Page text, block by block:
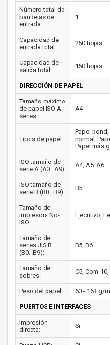
Número total de
bandejas de
entrada:
1
Capacidad de
entrada total:
250 hojas
Capacidad de
salida total:
150 hojas
DIRECCIÓN DE PAPEL
Tamaño máximo
de papel ISO A-
series:
A4
Tipos de papel:
Papel bond,
normal,
Papel más
ISO tamaño de
serie A (A0...A9):
A4, A5, A6
ISO tamaño de
serie B (B0...B9):
B5
Tamaño de
impresora No-
ISO:
Ejecutivo,
Tamaño de
series JIS B
(B0...B9):
B5, B6
Tamaño de
sobres:
C5, Com-
Peso del papel: 60 - 163 g/
PUERTOS E INTERFACES
Impresión
directa:
Si